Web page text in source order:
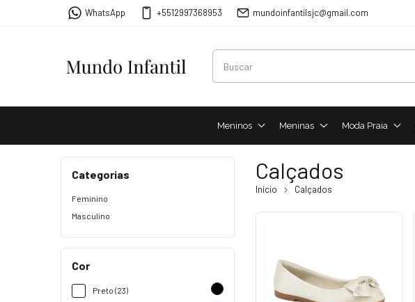
WhatsApp +5512997368953 mundoinfantilsjc@gmail.com
Meninos Meninas Moda Praia
Categorias
Feminino
Masculino
Cor
Preto (23)
Calçados
Início Calçados